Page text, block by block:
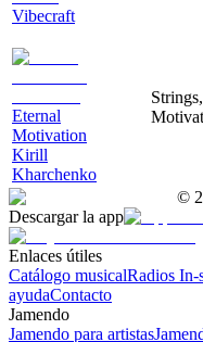
Vibecraft
Eternal
Motivation
Kirill
Kharchenko
©
Descargar la app
Enlaces útiles
Catálogo musicalRadios In-
ayudaContacto
Jamendo
Jamendo para artistas